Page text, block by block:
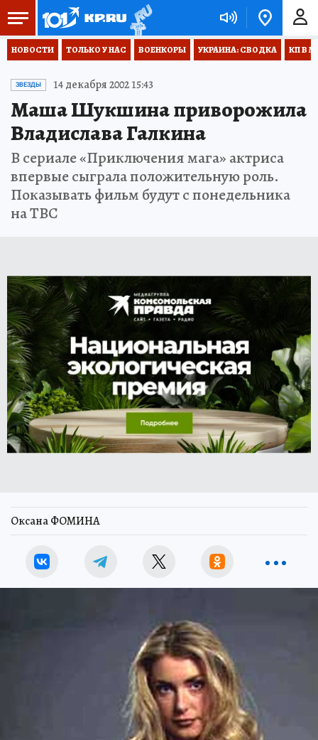
НОВОСТИ ТОЛЬКО У НАС ВОЕНКОРЫ УКРАИНА: СВОДКА КП В
ЗВЕЗДЫ 14 декабря 2002 15:43
Маша Шукшина приворожила
Владислава Галкина
В сериале «Приключения мага» актриса
впервые сыграла положительную роль.
Показывать фильм будут с понедельника
на ТВС
Оксана ФОМИНА